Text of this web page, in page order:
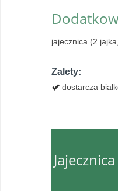
jajecznica (2
Zalety:
dostarcza